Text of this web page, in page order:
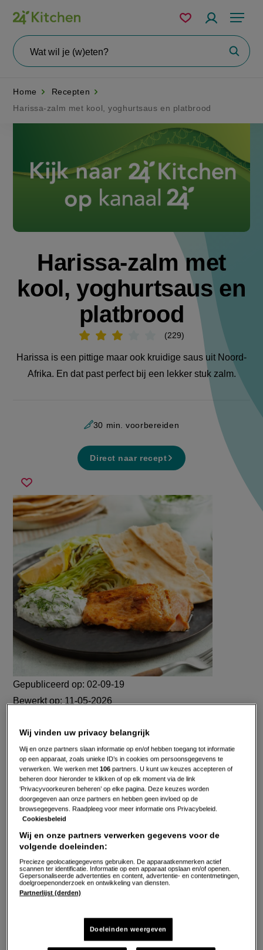
Overslaan
en
naar
de
Menu
wil
Mijn
bewaarde
Home
Recepten
Harissa-zalm met kool, yoghurtsaus en platbrood
Harissa-zalm met
kool, yoghurtsaus en
platbrood
229
'Harissa-
zalm
met
kool,
Harissa is een pittige maar ook kruidige saus uit Noord-
Afrika. En dat past perfect bij een lekker stuk zalm.
30 min. voorbereiden
Direct naar recept
Sla
recept
op
harissa-
zalm
met
kool,
yoghurtsaus
en
platbrood
Gepubliceerd op: 02-09-19
Bewerkt op: 11-05-2026
Wij vinden uw privacy belangrijk
Wij en onze partners slaan informatie op en/of hebben toegang tot informatie
op een apparaat, zoals unieke ID’s in cookies om persoonsgegevens te
verwerken. We werken met106 partners. U kunt uw keuzes accepteren of
beheren door hieronder te klikken of op elk moment via de link
‘Privacyvoorkeuren beheren’ op elke pagina. Deze keuzes worden
doorgegeven aan onze partners en hebben geen invloed op de
browsegegevens. Raadpleeg voor meer informatie ons Privacybeleid.
Cookiesbeleid
Wij en onze partners verwerken gegevens voor de
volgende doeleinden:
Precieze geolocatiegegevens gebruiken. De apparaatkenmerken actief
scannen ter identificatie. Informatie op een apparaat opslaan en/of openen.
Gepersonaliseerde advertenties en content, advertentie- en contentmetingen,
doelgroepenonderzoek en ontwikkeling van diensten.
Partnerlijst (derden)
Doeleinden weergeven